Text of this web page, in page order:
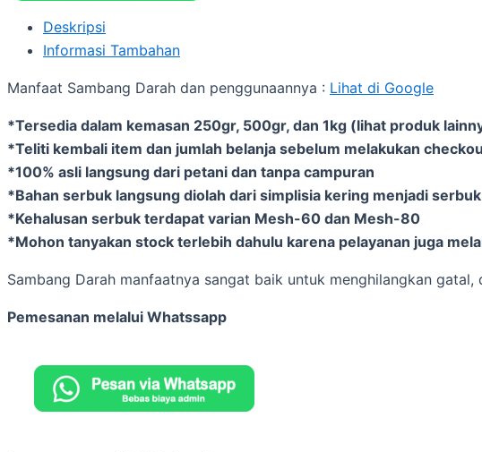
Deskripsi
Informasi Tambahan
Manfaat Sambang Darah dan penggunaannya : Lihat di Google
*Tersedia dalam kemasan 250gr, 500gr, dan 1kg (lihat produk
*Teliti kembali item dan jumlah belanja sebelum melakukan
*100% asli langsung dari petani dan tanpa campuran
*Bahan serbuk langsung diolah dari simplisia kering menjadi
*Kehalusan serbuk terdapat varian Mesh-60 dan Mesh-80
*Mohon tanyakan stock terlebih dahulu karena pelayanan juga
Sambang Darah manfaatnya sangat baik untuk menghilangkan gatal,
Pemesanan melalui Whatssapp